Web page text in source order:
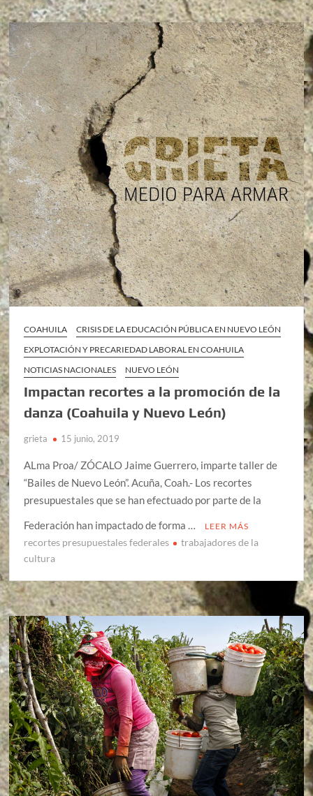
COAHUILA
CRISIS DE LA EDUCACIÓN PÚBLICA EN NUEVO LEÓN
EXPLOTACIÓN Y PRECARIEDAD LABORAL EN COAHUILA
NOTICIAS NACIONALES
NUEVO LEÓN
Impactan recortes a la promoción de la
danza (Coahuila y Nuevo León)
grieta 15 junio, 2019
ALma Proa/ ZÓCALO Jaime Guerrero, imparte taller de
“Bailes de Nuevo León”. Acuña, Coah.- Los recortes
presupuestales que se han efectuado por parte de la
Federación han impactado de forma …
LEER MÁS
recortes presupuestales federales
trabajadores de la
cultura